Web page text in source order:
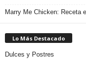
Marry Me Chicken: Receta
Lo Más Destacado
Dulces y Postres